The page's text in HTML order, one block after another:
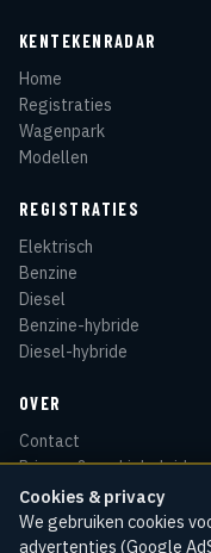
Cookies & privacy
We gebruiken cookies
advertenties (Google
KENTEKENRADAR
Home
Registraties
Wagenpark
Modellen
REGISTRATIES
Elektrisch
Benzine
Diesel
Benzine-hybride
Diesel-hybride
OVER
Contact
Privacy & cookiebeleid
Disclaimer
Sitemap